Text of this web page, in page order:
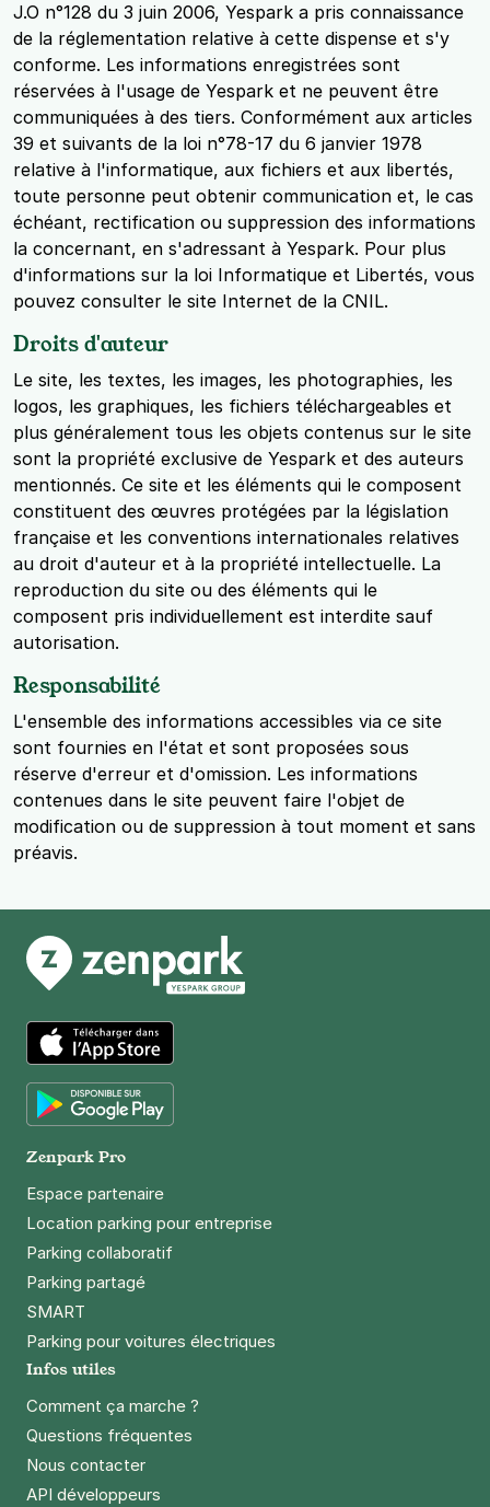
J.O n°128 du 3 juin 2006, Yespark a pris connaissance
de la réglementation relative à cette dispense et s'y
conforme. Les informations enregistrées sont
réservées à l'usage de Yespark et ne peuvent être
communiquées à des tiers. Conformément aux articles
39 et suivants de la loi n°78-17 du 6 janvier 1978
relative à l'informatique, aux fichiers et aux libertés,
toute personne peut obtenir communication et, le cas
échéant, rectification ou suppression des informations
la concernant, en s'adressant à Yespark. Pour plus
d'informations sur la loi Informatique et Libertés, vous
pouvez consulter le site Internet de la CNIL.
Droits d'auteur
Le site, les textes, les images, les photographies, les
logos, les graphiques, les fichiers téléchargeables et
plus généralement tous les objets contenus sur le site
sont la propriété exclusive de Yespark et des auteurs
mentionnés. Ce site et les éléments qui le composent
constituent des œuvres protégées par la législation
française et les conventions internationales relatives
au droit d'auteur et à la propriété intellectuelle. La
reproduction du site ou des éléments qui le
composent pris individuellement est interdite sauf
autorisation.
Responsabilité
L'ensemble des informations accessibles via ce site
sont fournies en l'état et sont proposées sous
réserve d'erreur et d'omission. Les informations
contenues dans le site peuvent faire l'objet de
modification ou de suppression à tout moment et sans
préavis.
App Store
Zenpark Pro
Espace partenaire
Location parking pour entreprise
Parking collaboratif
Parking partagé
SMART
Parking pour voitures électriques
Infos utiles
Comment ça marche ?
Questions fréquentes
Nous contacter
API développeurs